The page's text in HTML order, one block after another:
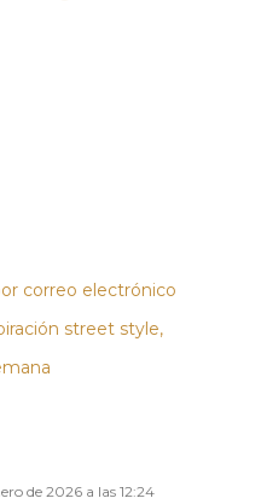
correo electrónico
street style
de 2026 a las 12:24